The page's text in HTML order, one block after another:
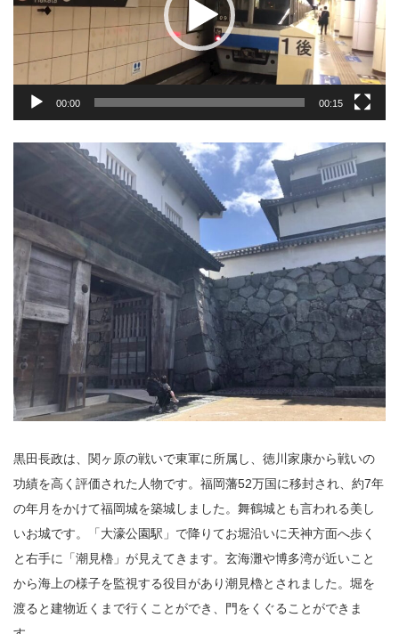
00:00 00:15
黒田長政は、関ヶ原の戦いで東軍に所属し、徳川家康から戦いの
功績を高く評価された人物です。福岡藩52万国に移封され、約7年
の年月をかけて福岡城を築城しました。舞鶴城とも言われる美し
いお城です。「大濠公園駅」で降りてお堀沿いに天神方面へ歩く
と右手に「潮見櫓」が見えてきます。玄海灘や博多湾が近いこと
から海上の様子を監視する役目があり潮見櫓とされました。堀を
渡ると建物近くまで行くことができ、門をくぐることができま